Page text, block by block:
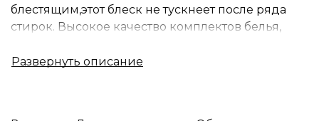
блестящим,этот блеск не тускнеет после ряда
стирок. Высокое качество комплектов белья,
Комплекты изготовлены из